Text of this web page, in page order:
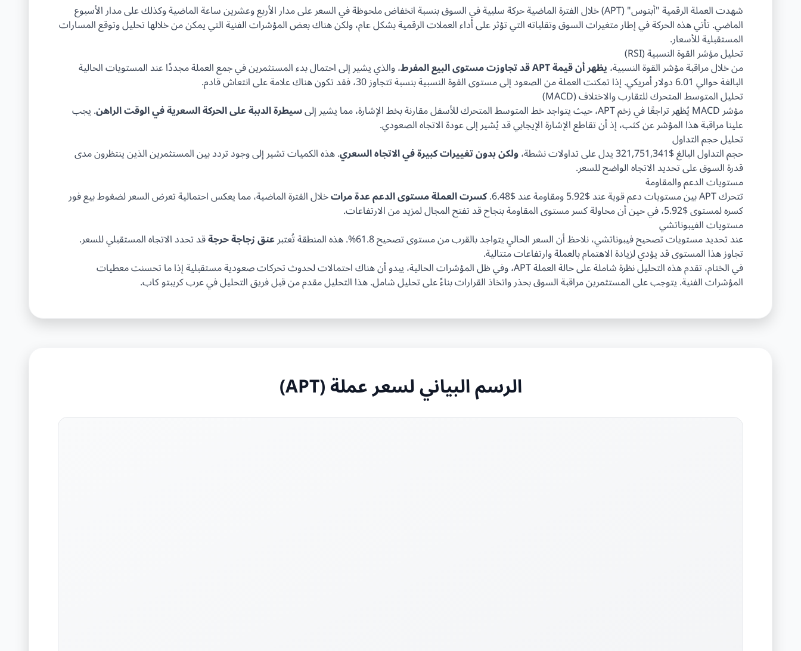
شهدت العملة الرقمية "أبتوس" (APT) خلال الفترة الماضية حركة سلبية في السوق بنسبة انخفاض ملحوظة في السعر على مدار الأربع وعشرين ساعة الماضية وكذلك على مدار الأسبوع
الماضي. تأتي هذه الحركة في إطار متغيرات السوق وتقلباته التي تؤثر على أداء العملات الرقمية بشكل عام، ولكن هناك بعض المؤشرات الفنية التي يمكن من خلالها تحليل وتوقع المسارات
المستقبلية للأسعار.
تحليل مؤشر القوة النسبية (RSI)
من خلال مراقبة مؤشر القوة النسبية،يظهر أن قيمة APT قد تجاوزت مستوى البيع المفرط ، والذي يشير إلى احتمال بدء المستثمرين في جمع العملة مجددًا عند المستويات الحالية
البالغة حوالي 6.01 دولار أمريكي. إذا تمكنت العملة من الصعود إلى مستوى القوة النسبية بنسبة تتجاوز 30، فقد تكون هناك علامة على انتعاش قادم.
تحليل المتوسط المتحرك للتقارب والاختلاف (MACD)
مؤشر MACD يُظهر تراجعًا في زخم APT، حيث يتواجد خط المتوسط المتحرك للأسفل مقارنة بخط الإشارة، مما يشير إلى سيطرة الدببة على الحركة السعرية في الوقت الراهن. يجب
علينا مراقبة هذا المؤشر عن كثب، إذ أن تقاطع الإشارة الإيجابي قد يُشير إلى عودة الاتجاه الصعودي.
تحليل حجم التداول
حجم التداول البالغ $321,751,341 يدل على تداولات نشطة، ولكن بدون تغييرات كبيرة في الاتجاه السعري. هذه الكميات تشير إلى وجود تردد بين المستثمرين الذين ينتظرون مدى
قدرة السوق على تحديد الاتجاه الواضح للسعر.
مستويات الدعم والمقاومة
تتحرك APT بين مستويات دعم قوية عند $5.92 ومقاومة عند $6.48. كسرت العملة مستوى الدعم عدة مراتخلال الفترة الماضية، مما يعكس احتمالية تعرض السعر لضغوط بيع فور
كسره لمستوى $5.92، في حين أن محاولة كسر مستوى المقاومة بنجاح قد تفتح المجال لمزيد من الارتفاعات.
مستويات الفيبوناتشي
عند تحديد مستويات تصحيح فيبوناتشي، نلاحظ أن السعر الحالي يتواجد بالقرب من مستوى تصحيح 61.8%. هذه المنطقة تُعتبر عنق زجاجة حرجةقد تحدد الاتجاه المستقبلي للسعر.
تجاوز هذا المستوى قد يؤدي لزيادة الاهتمام بالعملة وارتفاعات متتالية.
في الختام، تقدم هذه التحليل نظرة شاملة على حالة العملة APT، وفي ظل المؤشرات الحالية، يبدو أن هناك احتمالات لحدوث تحركات صعودية مستقبلية إذا ما تحسنت معطيات
المؤشرات الفنية. يتوجب على المستثمرين مراقبة السوق بحذر واتخاذ القرارات بناءً على تحليل شامل. هذا التحليل مقدم من قبل فريق التحليل في عرب كريبتو كاب.
الرسم البياني لسعر عملة (APT)